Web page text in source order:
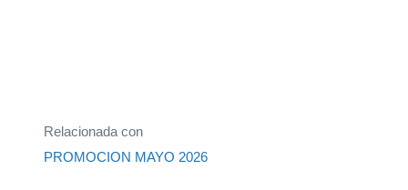
Relacionada con
PROMOCION MAYO 2026